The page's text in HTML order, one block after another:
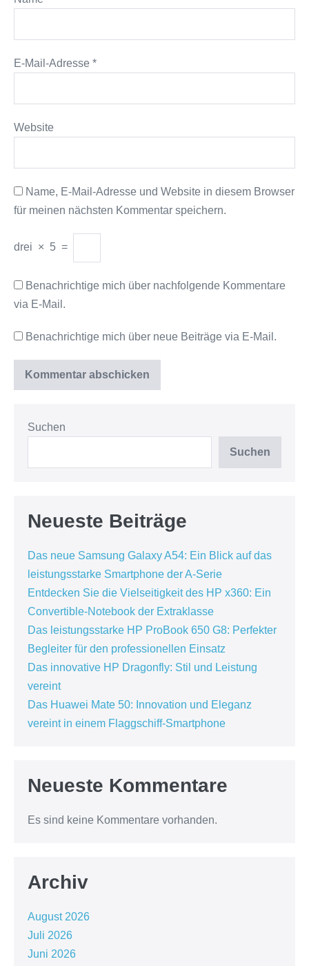
E-Mail-Adresse *
Website
Name, E-Mail-Adresse und Website in diesem Browser
für meinen nächsten Kommentar speichern.
drei × 5 =
Benachrichtige mich über nachfolgende Kommentare
via E-Mail.
Benachrichtige mich über neue Beiträge via E-Mail.
Suchen
Suchen
Neueste Beiträge
Das neue Samsung Galaxy A54: Ein Blick auf das
leistungsstarke Smartphone der A-Serie
Entdecken Sie die Vielseitigkeit des HP x360: Ein
Convertible-Notebook der Extraklasse
Das leistungsstarke HP ProBook 650 G8: Perfekter
Begleiter für den professionellen Einsatz
Das innovative HP Dragonfly: Stil und Leistung
vereint
Das Huawei Mate 50: Innovation und Eleganz
vereint in einem Flaggschiff-Smartphone
Neueste Kommentare
Es sind keine Kommentare vorhanden.
Archiv
August 2026
Juli 2026
Juni 2026